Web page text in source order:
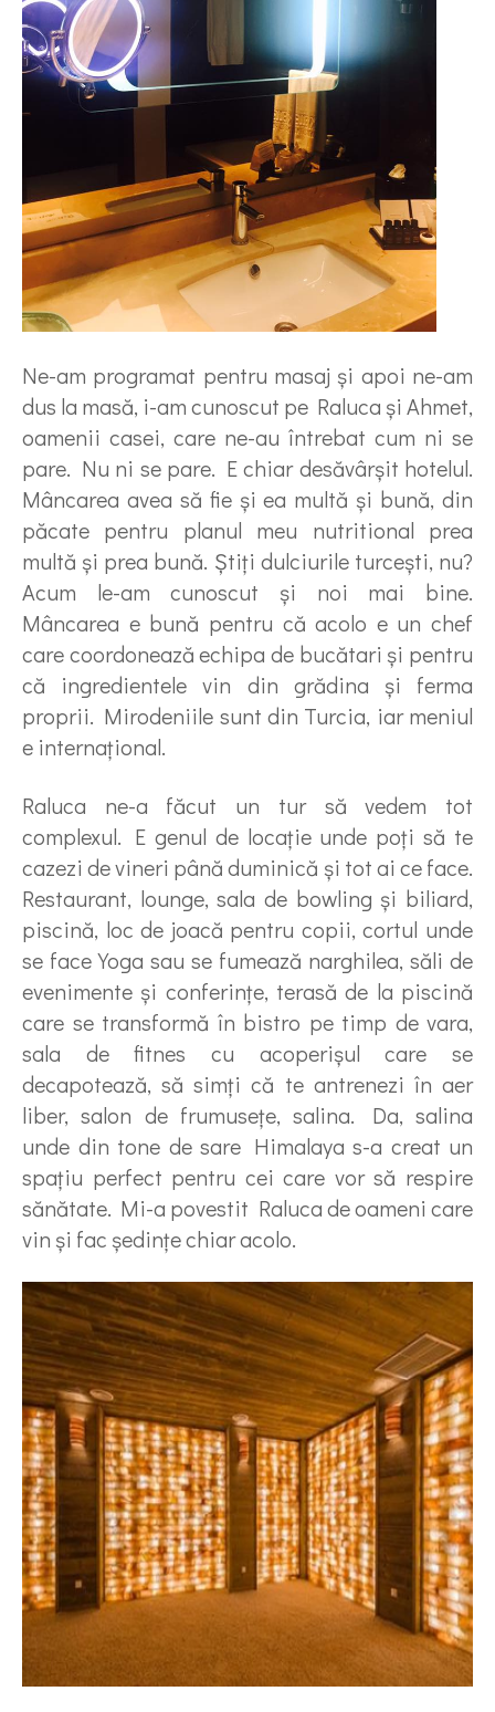
Ne-am programat pentru masaj şi apoi ne-am
dus la masă, i-am cunoscut pe Raluca şi Ahmet,
oamenii casei, care ne-au întrebat cum ni se
pare. Nu ni se pare. E chiar desăvârşit hotelul.
Mâncarea avea să fie şi ea multă şi bună, din
păcate pentru planul meu nutritional prea
multă şi prea bună. Ştiţi dulciurile turceşti, nu?
Acum le-am cunoscut şi noi mai bine.
Mâncarea e bună pentru că acolo e un chef
care coordonează echipa de bucătari şi pentru
că ingredientele vin din grădina şi ferma
proprii. Mirodeniile sunt din Turcia, iar meniul
e internaţional.
Raluca ne-a făcut un tur să vedem tot
complexul. E genul de locaţie unde poţi să te
cazezi de vineri până duminică şi tot ai ce face.
Restaurant, lounge, sala de bowling şi biliard,
piscină, loc de joacă pentru copii, cortul unde
se face Yoga sau se fumează narghilea, săli de
evenimente şi conferinţe, terasă de la piscină
care se transformă în bistro pe timp de vara,
sala de fitnes cu acoperişul care se
decapotează, să simţi că te antrenezi în aer
liber, salon de frumuseţe, salina. Da, salina
unde din tone de sare Himalaya s-a creat un
spaţiu perfect pentru cei care vor să respire
sănătate. Mi-a povestit Raluca de oameni care
vin şi fac şedinţe chiar acolo.